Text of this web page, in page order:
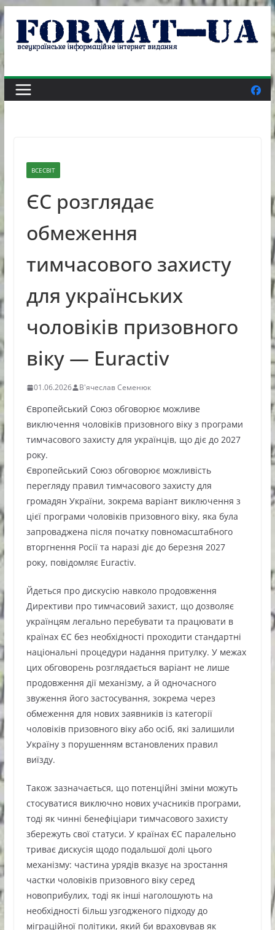
Skip
content
ВСЕСВІТ
ЄС розглядає
обмеження
тимчасового захисту
для українських
чоловіків призовного
віку — Euractiv
01.06.2026 В'ячеслав Семенюк
Європейський Союз обговорює можливе
виключення чоловіків призовного віку з програми
тимчасового захисту для українців, що діє до 2027
року.
Європейський Союз обговорює можливість
перегляду правил тимчасового захисту для
громадян України, зокрема варіант виключення з
цієї програми чоловіків призовного віку, яка була
запроваджена після початку повномасштабного
вторгнення Росії та наразі діє до березня 2027
року, повідомляє Euractiv.
Йдеться про дискусію навколо продовження
Директиви про тимчасовий захист, що дозволяє
українцям легально перебувати та працювати в
країнах ЄС без необхідності проходити стандартні
національні процедури надання притулку. У межах
цих обговорень розглядається варіант не лише
продовження дії механізму, а й одночасного
звуження його застосування, зокрема через
обмеження для нових заявників із категорії
чоловіків призовного віку або осіб, які залишили
Україну з порушенням встановлених правил
виїзду.
Також зазначається, що потенційні зміни можуть
стосуватися виключно нових учасників програми,
тоді як чинні бенефіціари тимчасового захисту
збережуть свої статуси. У країнах ЄС паралельно
триває дискусія щодо подальшої долі цього
механізму: частина урядів вказує на зростання
частки чоловіків призовного віку серед
новоприбулих, тоді як інші наголошують на
необхідності більш узгодженого підходу до
міграційної політики, який би враховував як